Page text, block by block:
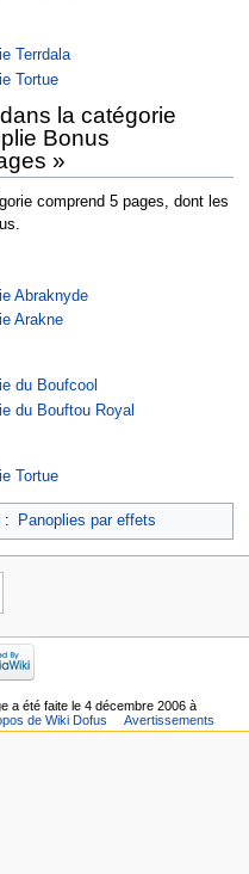
Terrdala
Tortue
la catégorie
Bonus
»
comprend 5 pages, dont les
Abraknyde
Arakne
du Boufcool
du Bouftou Royal
Tortue
: Panoplies par effets
a été faite le 4 décembre 2006 à
de Wiki Dofus Avertissements